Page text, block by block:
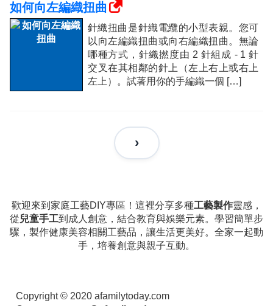
如何向左編織扭曲
針織扭曲是​​針織電纜的小型表親。您可
以向左編織扭曲或向右編織扭曲。無論
哪種方式，針織撚度由 2 針組成 - 1 針
交叉在其相鄰的針上（左上右上或右上
左上）。試著用你的手編織一個 […]
歡迎來到家庭工藝DIY專區！這裡分享多種工藝製作靈感，
從兒童手工到成人創意，結合教育與娛樂元素。學習簡單步
驟，製作健康美容相關工藝品，讓生活更美好。全家一起動
手，培養創意與親子互動。
Copyright © 2020 afamilytoday.com